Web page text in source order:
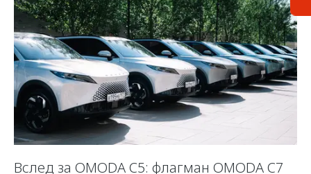
Вслед за OMODA C5: флагман OMODA C7